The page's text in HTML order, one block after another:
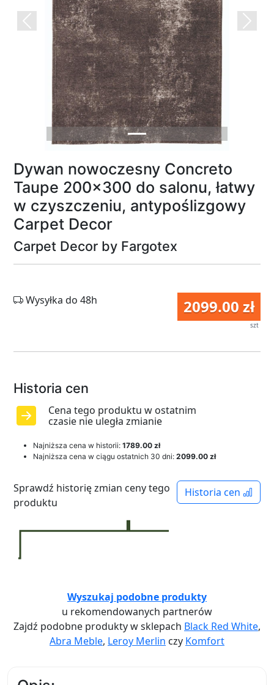
Previous Next
Dywan nowoczesny Concreto
Taupe 200x300 do salonu, łatwy
w czyszczeniu, antypoślizgowy
Carpet Decor
Carpet Decor by Fargotex
2099.00 zł
szt
Wysyłka do 48h
Historia cen
Cena tego produktu w ostatnim
czasie nie uległa zmianie
Najniższa cena w historii: 1789.00 zł
Najniższa cena w ciągu ostatnich 30 dni: 2099.00 zł
Historia cen
Sprawdź historię zmian ceny tego
produktu
Wyszukaj podobne produkty
u rekomendowanych partnerów
Zajdź podobne produkty w sklepach Black Red White,
Abra Meble, Leroy Merlin czy Komfort